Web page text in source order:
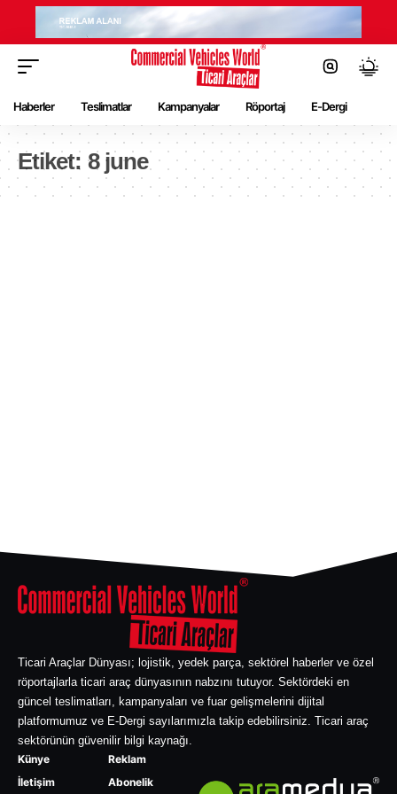
Haberler Teslimatlar Kampanyalar Röportaj E-Dergi
Etiket: 8 june
Ticari Araçlar Dünyası; lojistik, yedek parça, sektörel haberler ve özel
röportajlarla ticari araç dünyasının nabzını tutuyor. Sektördeki en
güncel teslimatları, kampanyaları ve fuar gelişmelerini dijital
platformumuz ve E-Dergi sayılarımızla takip edebilirsiniz. Ticari araç
sektörünün güvenilir bilgi kaynağı.
Künye
İletişim
Reklam
Abonelik